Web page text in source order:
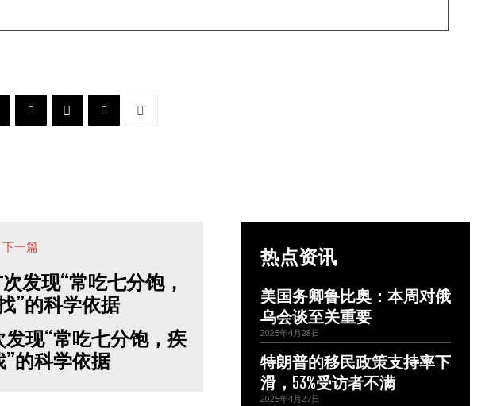
下一篇
现“常吃七分饱，疾
的科学依据
热点资讯
美国务卿鲁比奥：本周对俄
乌会谈至关重要
2025年4月28日
特朗普的移民政策支持率下
滑，53%受访者不满
2025年4月27日